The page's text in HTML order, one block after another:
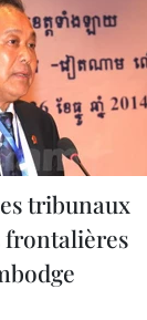
tribunaux
frontalières